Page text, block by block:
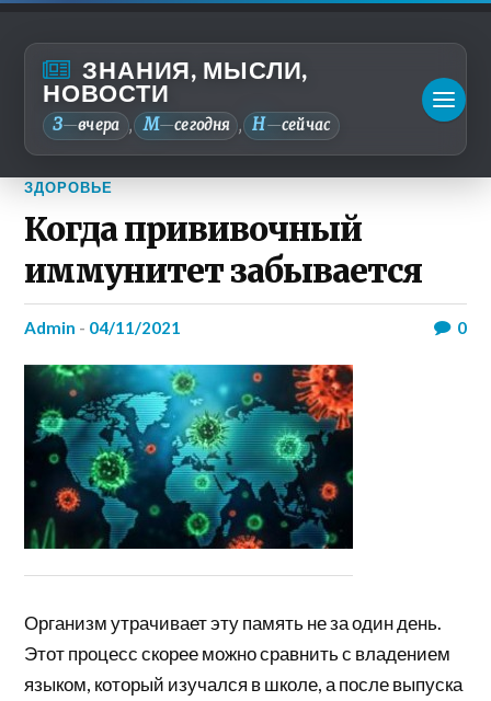
ЗНАНИЯ, МЫСЛИ,
НОВОСТИ
З—вчера , М—сегодня , Н—сейчас
ЗДОРОВЬЕ
Когда прививочный
иммунитет забывается
admin - 04/11/2021 0
Организм утрачивает эту память не за один день.
Этот процесс скорее можно сравнить с владением
языком, который изучался в школе, а после выпуска